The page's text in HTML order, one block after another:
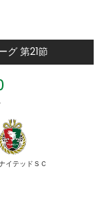
グ 第21節
イテッドＳＣ